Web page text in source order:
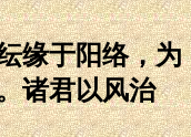
缘于阳络，为
诸君以风治